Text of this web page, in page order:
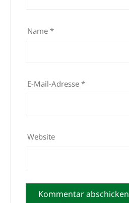
Name *
E-Mail-Adresse *
Website